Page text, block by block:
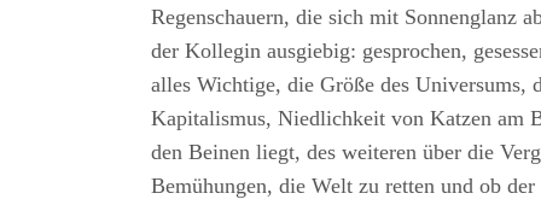
Regenschauern, die sich mit Sonnenglanz
der Kollegin ausgiebig: gesprochen,
alles Wichtige, die Größe des Universums,
Kapitalismus, Niedlichkeit von Katzen am
den Beinen liegt, des weiteren über die
Bemühungen, die Welt zu retten und ob